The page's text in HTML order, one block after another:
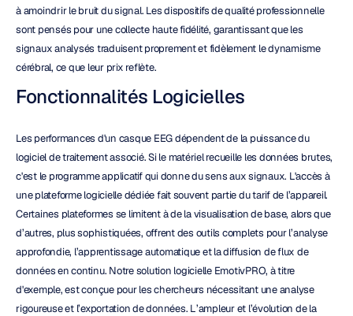
à amoindrir le bruit du signal. Les dispositifs de qualité professionnelle
sont pensés pour une collecte haute fidélité, garantissant que les
signaux analysés traduisent proprement et fidèlement le dynamisme
cérébral, ce que leur prix reflète.
Fonctionnalités Logicielles
Les performances d'un casque EEG dépendent de la puissance du
logiciel de traitement associé. Si le matériel recueille les données brutes,
c'est le programme applicatif qui donne du sens aux signaux. L'accès à
une plateforme logicielle dédiée fait souvent partie du tarif de l’appareil.
Certaines plateformes se limitent à de la visualisation de base, alors que
d’autres, plus sophistiquées, offrent des outils complets pour l’analyse
approfondie, l’apprentissage automatique et la diffusion de flux de
données en continu. Notre solution logicielle EmotivPRO, à titre
d'exemple, est conçue pour les chercheurs nécessitant une analyse
rigoureuse et l’exportation de données. L’ampleur et l’évolution de la